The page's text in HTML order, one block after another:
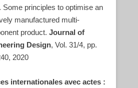
Some principles to optimise an
manufactured multi-
product. Journal of
Design, Vol. 31/4, pp.
2020
internationales avec actes :